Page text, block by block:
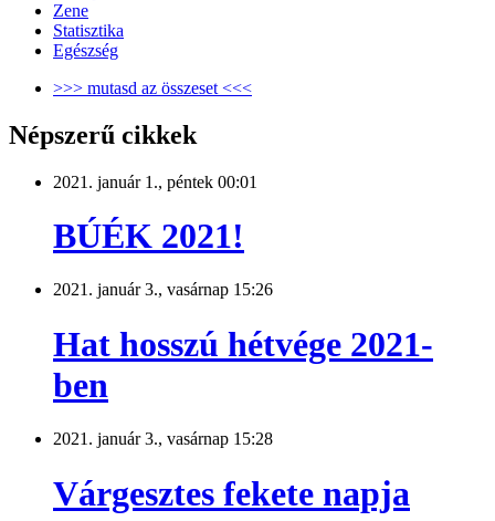
Zene
Statisztika
Egészség
>>> mutasd az összeset <<<
Népszerű cikkek
2021. január 1., péntek 00:01
BÚÉK 2021!
2021. január 3., vasárnap 15:26
Hat hosszú hétvége 2021-
ben
2021. január 3., vasárnap 15:28
Várgesztes fekete napja